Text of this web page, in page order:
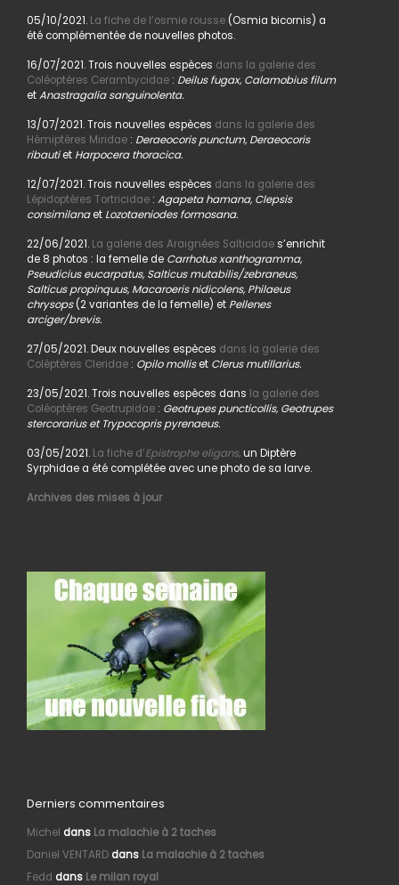
05/10/2021. La fiche de l’osmie rousse(Osmia bicornis) a
été complémentée de nouvelles photos.
16/07/2021. Trois nouvelles espèces dans la galerie des
Coléoptères Cerambycidae: Deilus fugax, Calamobius filum
etAnastragalia sanguinolenta.
13/07/2021. Trois nouvelles espèces dans la galerie des
Hémiptères Miridae: Deraeocoris punctum, Deraeocoris
ribautiet Harpocera thoracica.
12/07/2021. Trois nouvelles espèces dans la galerie des
Lépidoptères Tortricidae: Agapeta hamana, Clepsis
consimilanaet Lozotaeniodes formosana.
22/06/2021. La galerie des Araignées Salticidaes’enrichit
de 8 photos : la femelle de Carrhotus xanthogramma,
Pseudicius eucarpatus, Salticus mutabilis/zebraneus,
Salticus propinquus, Macaroeris nidicolens, Philaeus
chrysops(2 variantes de la femelle) et Pellenes
arciger/brevis.
27/05/2021. Deux nouvelles espèces dans la galerie des
Coléptères Cleridae: Opilo molliset Clerus mutillarius.
23/05/2021. Trois nouvelles espèces dans la galerie des
Coléoptères Geotrupidae: Geotrupes puncticollis, Geotrupes
stercorarius et Trypocopris pyrenaeus.
03/05/2021. La fiche d’Epistrophe eligans,un Diptère
Syrphidae a été complétée avec une photo de sa larve.
Archives des mises à jour
Derniers commentaires
Michel dans La malachie à 2 taches
Daniel VENTARDdans La malachie à 2 taches
Fedd dans Le milan royal